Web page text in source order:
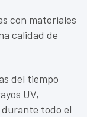
con materiales
calidad de
del tiempo
UV,
durante todo el